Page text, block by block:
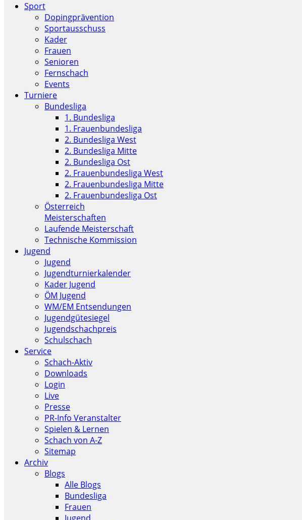
Sport
Dopingprävention
Sportausschuss
Kader
Frauen
Senioren
Fernschach
Events
Turniere
Bundesliga
1. Bundesliga
1. Frauenbundesliga
2. Bundesliga West
2. Bundesliga Mitte
2. Bundesliga Ost
2. Frauenbundesliga West
2. Frauenbundesliga Mitte
2. Frauenbundesliga Ost
Österreich
Meisterschaften
Laufende Meisterschaft
Technische Kommission
Jugend
Jugend
Jugendturnierkalender
Kader Jugend
ÖM Jugend
WM/EM Entsendungen
Jugendgütesiegel
Jugendschachpreis
Schulschach
Service
Schach-Aktiv
Downloads
Login
Live
Presse
PR-Info Veranstalter
Spielen & Lernen
Schach von A-Z
Sitemap
Archiv
Blogs
Alle Blogs
Bundesliga
Frauen